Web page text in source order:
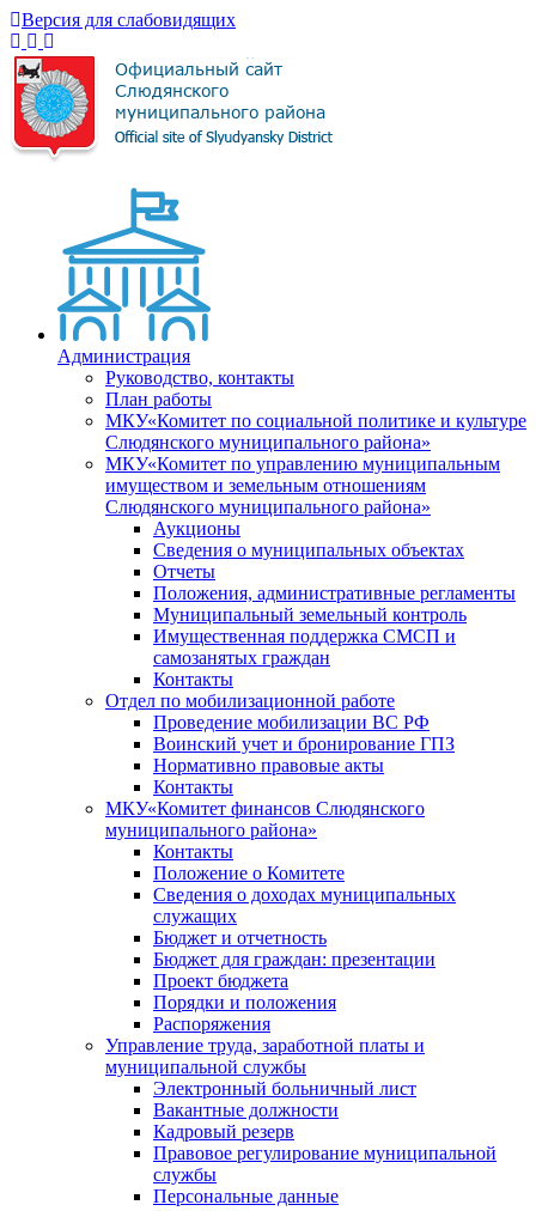
Версия для слабовидящих
Администрация
Руководство, контакты
План работы
МКУ«Комитет по социальной политике и культуре
Слюдянского муниципального района»
МКУ«Комитет по управлению муниципальным
имуществом и земельным отношениям
Слюдянского муниципального района»
Аукционы
Сведения о муниципальных объектах
Отчеты
Положения, административные регламенты
Муниципальный земельный контроль
Имущественная поддержка СМСП и
самозанятых граждан
Контакты
Отдел по мобилизационной работе
Проведение мобилизации ВС РФ
Воинский учет и бронирование ГПЗ
Нормативно правовые акты
Контакты
МКУ«Комитет финансов Слюдянского
муниципального района»
Контакты
Положение о Комитете
Сведения о доходах муниципальных
служащих
Бюджет и отчетность
Бюджет для граждан: презентации
Проект бюджета
Порядки и положения
Распоряжения
Управление труда, заработной платы и
муниципальной службы
Электронный больничный лист
Вакантные должности
Кадровый резерв
Правовое регулирование муниципальной
службы
Персональные данные